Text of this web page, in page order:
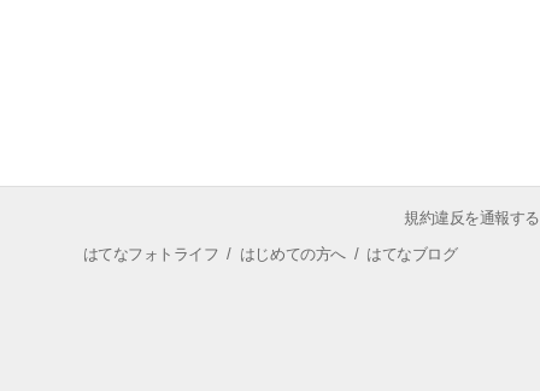
規約違反を通報する
はてなフォトライフ / はじめての方へ/ はてなブログ